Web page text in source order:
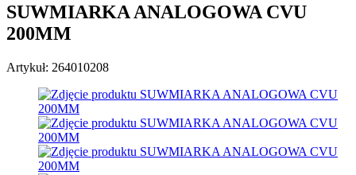
SUWMIARKA ANALOGOWA CVU
200MM
Artykuł: 264010208